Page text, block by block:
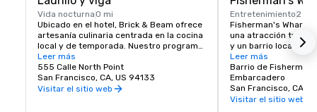
Vida nocturna 0 mi
Ubicado en el hotel, Brick & Beam ofrece
artesanía culinaria centrada en la cocina
local y de temporada. Nuestro programa
Seafood Watch es un enfoque fresco
para la alimentación sostenible, que
incluye un menú responsable de
alimentos locales seleccionados y
Leer más
555 Calle North Point
San Francisco, CA, US 94133
Visitar el sitio web
Entretenimiento2
Fisherman's Wharf
una atracción
y un barrio local y
próspera y vibrante.
primera clase,
sinfín de
entretenimiento, el
lugar para comenzar
Leer más
Barrio de
Embarcadero
San Francisco, CA,
Visitar el sitio web